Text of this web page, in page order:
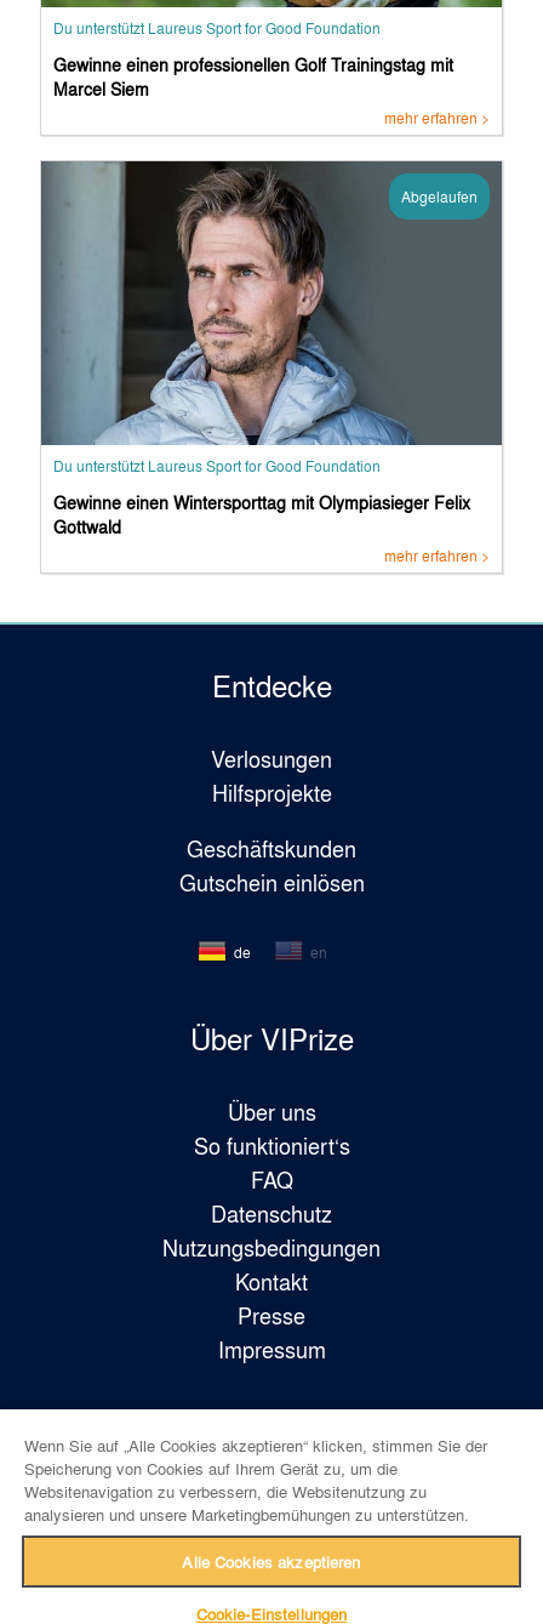
Du unterstützt Laureus Sport for Good Foundation
Gewinne einen professionellen Golf Trainingstag mit
Marcel Siem
mehr erfahren >
Abgelaufen
Du unterstützt Laureus Sport for Good Foundation
Gewinne einen Wintersporttag mit Olympiasieger Felix
Gottwald
mehr erfahren >
Entdecke
Verlosungen
Hilfsprojekte
Geschäftskunden
Gutschein einlösen
de en
Über VIPrize
Über uns
So funktioniert‘s
FAQ
Datenschutz
Nutzungsbedingungen
Kontakt
Presse
Impressum
Folge uns!
Wenn Sie auf „Alle Cookies akzeptieren“ klicken, stimmen Sie der
Speicherung von Cookies auf Ihrem Gerät zu, um die
Websitenavigation zu verbessern, die Websitenutzung zu
analysieren und unsere Marketingbemühungen zu unterstützen.
Alle Cookies akzeptieren
Cookie-Einstellungen